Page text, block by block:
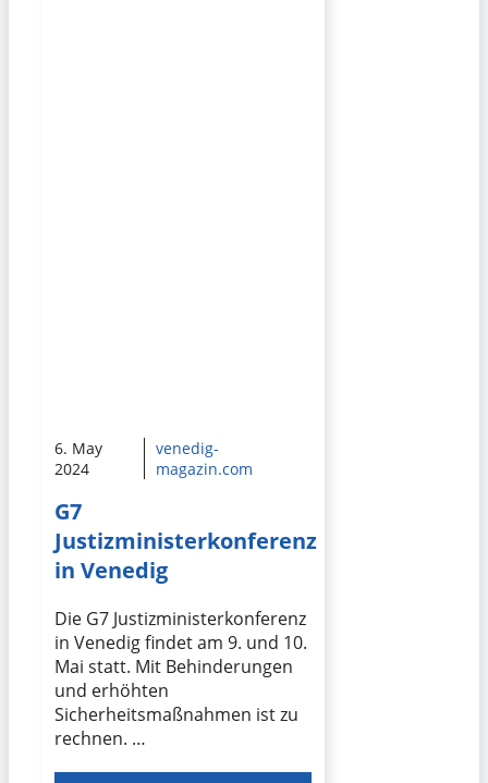
6. May
2024
venedig-
magazin.com
G7
Justizministerkonferenz
in Venedig
Die G7 Justizministerkonferenz
in Venedig findet am 9. und 10.
Mai statt. Mit Behinderungen
und erhöhten
Sicherheitsmaßnahmen ist zu
rechnen. …